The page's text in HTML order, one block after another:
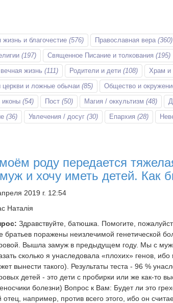
жизнь и благочестие (576) Православная вера (360)
(197) Священное Писание и толкования (195)
жизнь (111) Родители и дети (108) Храм и
церкви и ложные обычаи (85) Общество и
иконы (54) Пост (50) Магия / оккультизм (48)
(36) Увлечения / досуг (30) Епархия (28)
роду передается
и хочу иметь детей. Как
2019 г. 12:54
Наталія
Здравствуйте, батюшка. Помогите,
братьев поражены неизлечимой генетической
Вышла замуж в предыдущем году. Мы с
сколько я унаследовала «плохих» генов,
вынести такого). Результаты теста - 96 %
детей - это дети с пробирки или же как-то
болезни) Вопрос к Вам: Будет ли это
например, против всего этого, ибо он